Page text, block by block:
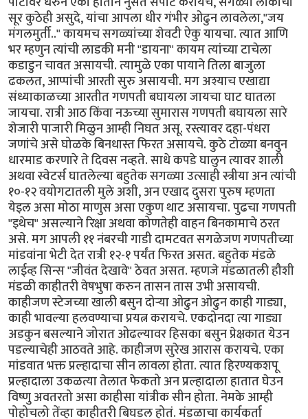
सूर कुठेही असुदे, यांचा आपला धीर गंभीर ओढुन लावलेला,"जय
मंगलमुर्ती.." कायमच सगळ्यांच्या शेवटी ऐकु यायचा. त्यात आणि
भर म्हणुन त्यांची लाडकी मनी "डायना" कायम त्यांच्या टाचेला
कडाडुन चावत असायची. त्यामुळे एका पायाने तिला बाजुला
ढकलत, आप्पांची आरती सुरु असायची. मग अश्याच एखाद्या
संध्याकाळच्या आरतीत गणपती बघायला जायचा घाट घातला
जायचा. रात्री आठ किंवा नऊच्या सुमारास गणपती बघायला सारे
शेजारी पाजारी मिळुन आम्ही निघत असू. रस्त्यावर दहा-पंधरा
जणांचे असे घोळके बिनधास्त फिरत असायचे. कुठे टोळ्या बनवुन
धारमाड करणारे ते दिवस नव्हते. साधे कपडे घालुन त्यावर शाली
अथवा स्वेटर्स घातलेल्या बहुतेक सगळ्या उत्साही स्त्रीया अन त्यांची
१०-१२ वयोगटातली मुले अशी, अन एखाद दुसरा पुरुष म्हणता
येइल असा मोठा माणुस असा एकुण थाट असायचा. पुढचा गणपती
"इथेच" असल्याने रिक्षा अथवा कोणतेही वाहन बिनकामाचे ठरत
असे. मग आपली ११ नंबरची गाडी दामटवत सगळेजण गणपतीच्या
मांडवांना भेटी देत रात्री १२-१ पर्यंत फिरत असत. बहुतेक मंडळे
लाईव्ह सिन्स "जीवंत देखावे" ठेवत असत. म्हणजे मंडळातली हौशी
मंडळी काहीतरी वेषभुषा करुन तासन तास उभी असायची.
काहीजण स्टेजच्या खाली बसुन दोर्‍या ओढुन ओढुन काही गाड्या,
काही भावल्या हलवण्याचा प्रयत्न करायचे. एकदोनदा त्या गाड्या
अडकुन बसल्याने जोरात ओढल्यावर हिसका बसुन प्रेक्षकात येउन
पडल्याचेही आठवते आहे. काहीजण सुरेख आरास करायचे. एका
मांडवात भक्त प्रल्हादाचा सीन लावला होता. त्यात हिरण्यकशपू
प्रल्हादाला उकळत्या तेलात फेकतो अन प्रल्हादाला हातात घेउन
विष्णु अवतरतो असा काहीसा यांत्रीक सीन होता. नेमके आम्ही
पोहोचलो तेंव्हा काहीतरी बिघडल होतं. मंडळाचा कार्यकर्ता